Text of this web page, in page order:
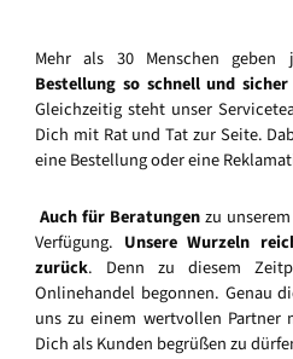
Mehr als 30 Menschen
Bestellung so schnell und
Gleichzeitig steht unser
Dich mit Rat und Tat zur Seite.
eine Bestellung oder eine
Auch für Beratungenzu
Verfügung. Unsere Wurzeln
zurück. Denn zu diesem
Onlinehandel begonnen. Genau
uns zu einem wertvollen Partner
Dich als Kunden begrüßen zu